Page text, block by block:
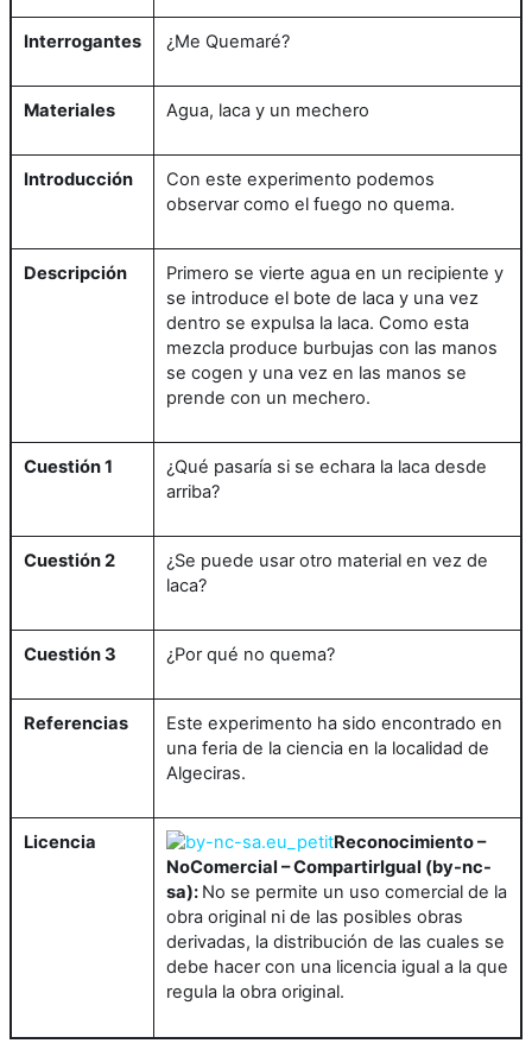
Interrogantes ¿Me Quemaré?
Materiales Agua, laca y un mechero
Introducción
Con este experimento podemos
observar como el fuego no quema.
Descripción
Primero se vierte agua en un recipiente y
se introduce el bote de laca y una vez
dentro se expulsa la laca. Como esta
mezcla produce burbujas con las manos
se cogen y una vez en las manos se
prende con un mechero.
Cuestión 1
¿Qué pasaría si se echara la laca desde
arriba?
Cuestión 2
¿Se puede usar otro material en vez de
laca?
Cuestión 3 ¿Por qué no quema?
Referencias
Este experimento ha sido encontrado en
una feria de la ciencia en la localidad de
Algeciras.
Licencia
Reconocimiento –
NoComercial – CompartirIgual (by-nc-
sa): No se permite un uso comercial de la
obra original ni de las posibles obras
derivadas, la distribución de las cuales se
debe hacer con una licencia igual a la que
regula la obra original.